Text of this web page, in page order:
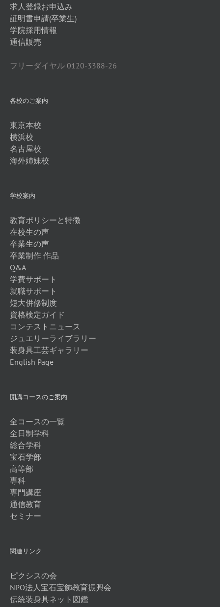
求人登録お申込み
証明書申請(卒業生)
学院採用情報
通信販売
フリーダイヤル 0120-3388-26
各校のご案内
東京本校
横浜校
名古屋校
海外姉妹校
学校案内
教育ポリシーと特徴
在校生の声
卒業生の声
卒業制作 作品
Q&A
学費サポート
就職サポート
短大併修制度
資格検定ガイド
コンテストニュース
ジュエリーライブラリー
装身具工芸ギャラリー
English Page
開講コースのご案内
全コースの一覧
全日制学科
総合学科
宝石学部
高等部
専科
専門講座
通信教育
セミナー
関連リンク
ピクシスの会
NPO法人宝石宝飾教育振興会
伝統装身具ネット図鑑